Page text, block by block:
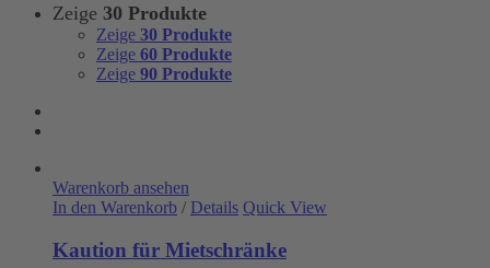
Zeige 30 Produkte
Zeige 30 Produkte
Zeige 60 Produkte
Zeige 90 Produkte
Warenkorb ansehen
In den Warenkorb / Details Quick View
Kaution für Mietschränke